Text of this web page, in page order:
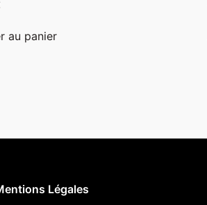
au panier
Légales